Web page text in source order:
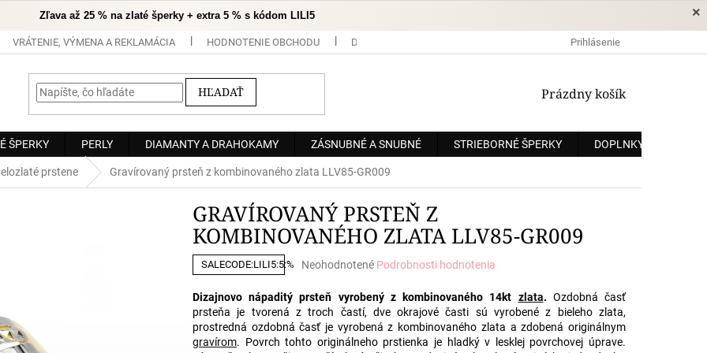
×
Zľava až 25 % na zlaté šperky + extra 5 % s kódom LILI5
VRÁTENIE, VÝMENA A REKLAMÁCIA HODNOTENIE OBCHODU DOPRAVA A PLATBA OCHRANA OSOBNÝCH ÚDAJOV
Prihlásenie
HĽADAŤ
NÁKUPNÝ
Prázdny košík
ŠPERKY PERLY DIAMANTY A DRAHOKAMY ZÁSNUBNÉ A SNUBNÉ STRIEBORNÉ ŠPERKY DOPLNKY
prstene Gravírovaný prsteň z kombinovaného zlata LLV85-GR009
GRAVÍROVANÝ PRSTEŇ Z
KOMBINOVANÉHO ZLATA LLV85-GR009
SALECODE:LILI5:5:%
Priemerné
produktu
je
0,0
z
Neohodnotené Podrobnosti hodnotenia
Dizajnovo nápaditý prsteň vyrobený z kombinovaného 14kt zlata. Ozdobná časť
prsteňa je tvorená z troch častí, dve okrajové časti sú vyrobené z bieleho zlata,
prostredná ozdobná časť je vyrobená z kombinovaného zlata a zdobená originálnym
gravírom. Povrch tohto originálneho prstienka je hladký v lesklej povrchovej úprave.